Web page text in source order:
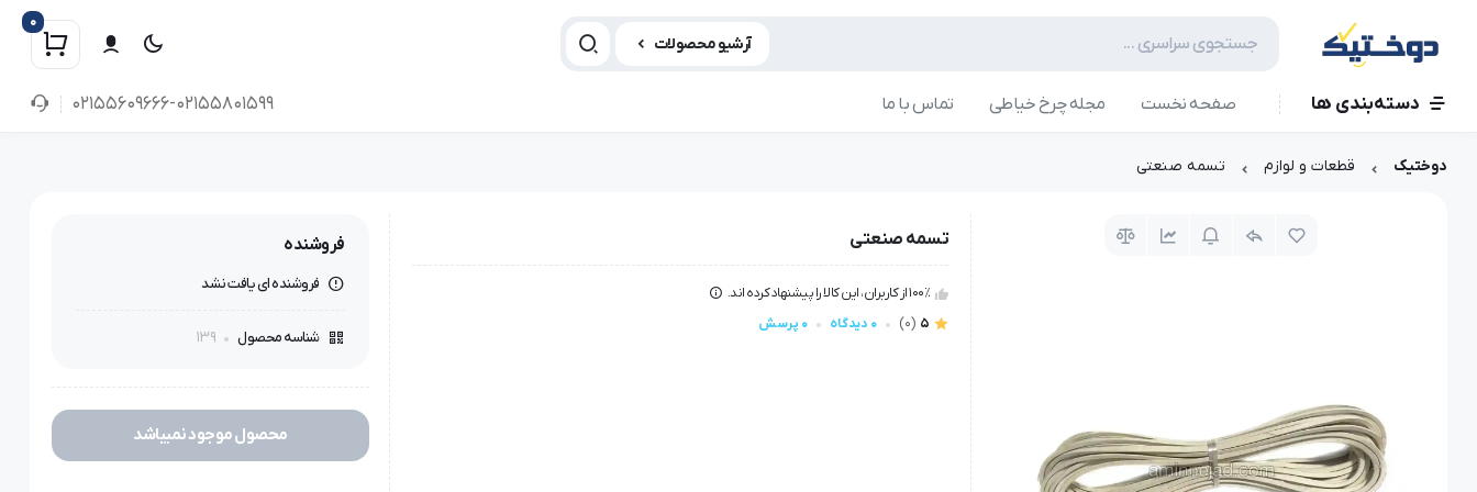
آرشیو محصولات
0
دسته‌بندی ها صفحه نخست مجله چرخ خیاطی تماس با ما 02155609666-02155801599
دوختیک قطعات و لوازم تسمه صنعتی
تسمه صنعتی
100٪ از کاربران، این کالا را پیشنهاد کرده اند.
5
(0) 0 دیدگاه 0 پرسش
فروشنده
فروشنده ای یافت نشد
شناسه محصول 139
محصول موجود نمیباشد